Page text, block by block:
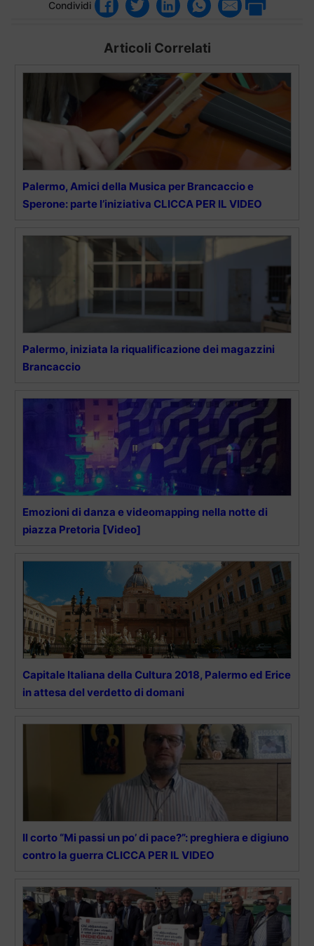
Condividi
Articoli Correlati
Palermo, Amici della Musica per Brancaccio e
Sperone: parte l’iniziativa CLICCA PER IL VIDEO
Palermo, iniziata la riqualificazione dei magazzini
Brancaccio
Emozioni di danza e videomapping nella notte di
piazza Pretoria [Video]
Capitale Italiana della Cultura 2018, Palermo ed Erice
in attesa del verdetto di domani
Il corto “Mi passi un po’ di pace?”: preghiera e digiuno
contro la guerra CLICCA PER IL VIDEO